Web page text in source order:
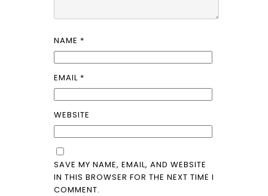
NAME *
EMAIL *
WEBSITE
SAVE MY NAME, EMAIL, AND WEBSITE
IN THIS BROWSER FOR THE NEXT TIME I
COMMENT.